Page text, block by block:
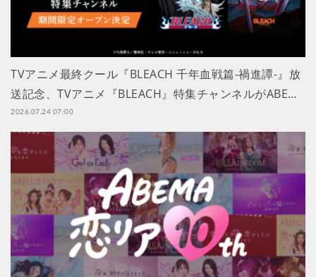
TVアニメ最終クール『BLEACH 千年血戦篇-禍進譚-』放
送記念、TVアニメ『BLEACH』特集チャンネルがABE…
2026.07.24 07:00